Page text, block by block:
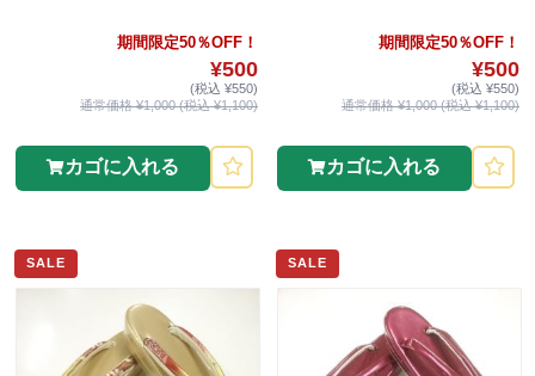
期間限定50％OFF！
¥500
(税込 ¥550)
通常価格 ¥1,000 (税込 ¥1,100)
カゴに入れる
期間限定50％OFF！
¥500
(税込 ¥550)
通常価格 ¥1,000 (税込 ¥1,100)
カゴに入れる
SALE SALE